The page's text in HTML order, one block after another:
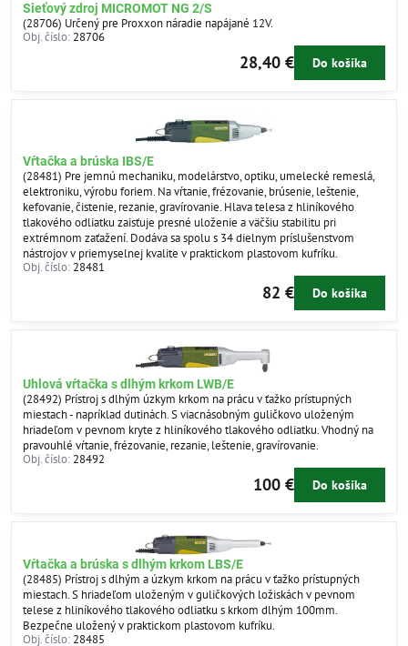
Sieťový zdroj MICROMOT NG 2/S
(28706) Určený pre Proxxon náradie napájané 12V.
Obj. číslo: 28706
28,40 € Do košíka
Vŕtačka a brúska IBS/E
(28481) Pre jemnú mechaniku, modelárstvo, optiku, umelecké remeslá,
elektroniku, výrobu foriem. Na vŕtanie, frézovanie, brúsenie, leštenie,
kefovanie, čistenie, rezanie, gravírovanie. Hlava telesa z hliníkového
tlakového odliatku zaisťuje presné uloženie a väčšiu stabilitu pri
extrémnom zaťažení. Dodáva sa spolu s 34 dielnym príslušenstvom
nástrojov v priemyselnej kvalite v praktickom plastovom kufríku.
Obj. číslo: 28481
82 € Do košíka
Uhlová vŕtačka s dlhým krkom LWB/E
(28492) Prístroj s dlhým úzkym krkom na prácu v ťažko prístupných
miestach - napríklad dutinách. S viacnásobným guličkovo uloženým
hriadeľom v pevnom kryte z hliníkového tlakového odliatku. Vhodný na
pravouhlé vŕtanie, frézovanie, rezanie, leštenie, gravírovanie.
Obj. číslo: 28492
100 € Do košíka
Vŕtačka a brúska s dlhým krkom LBS/E
(28485) Prístroj s dlhým a úzkym krkom na prácu v ťažko prístupných
miestach. S hriadeľom uloženým v guličkových ložiskách v pevnom
telese z hliníkového tlakového odliatku s krkom dlhým 100mm.
Bezpečne uložený v praktickom plastovom kufríku.
Obj. číslo: 28485